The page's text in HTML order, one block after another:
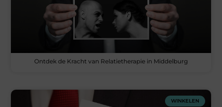
Ontdek de Kracht van Relatietherapie in Middelburg
WINKELEN